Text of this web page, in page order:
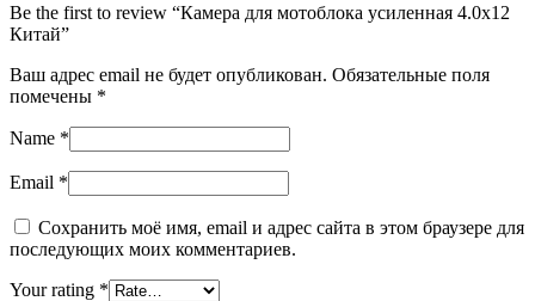
Be the first to review “Камера для мотоблока усиленная 4.0х12
Китай”
Ваш адрес email не будет опубликован. Обязательные поля
помечены *
Name *
Email *
Сохранить моё имя, email и адрес сайта в этом браузере для
последующих моих комментариев.
Your rating *